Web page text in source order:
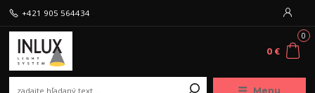
Menu
+421 905 564434
0
0 €